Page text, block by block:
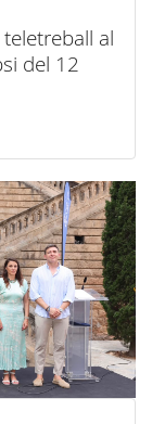
al
del 12